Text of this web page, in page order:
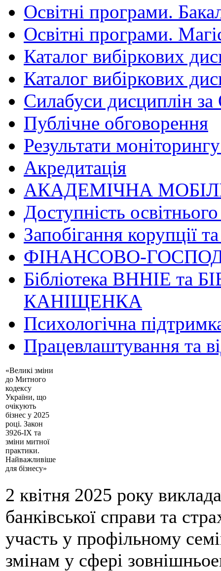
Освітні програми.
Освітні програми.
Каталог вибіркових
Каталог вибіркових
Силабуси дисциплін
Публічне обговорення
Результати
Акредитація
АКАДЕМІЧНА
Доступність
Запобігання корупції
ФІНАНСОВО-
Бібліотека ВННІЕ та
КАНІЩЕНКА
Психологічна
Працевлаштування та
«Великі зміни
до Митного
кодексу
України, що
очікують
бізнес у 2025
році. Закон
3926-ІХ та
зміни митної
практики.
Найважливіше
для бізнесу»
2 квітня 2025 року
банківської справи та
участь у профільному
змінам у сфері